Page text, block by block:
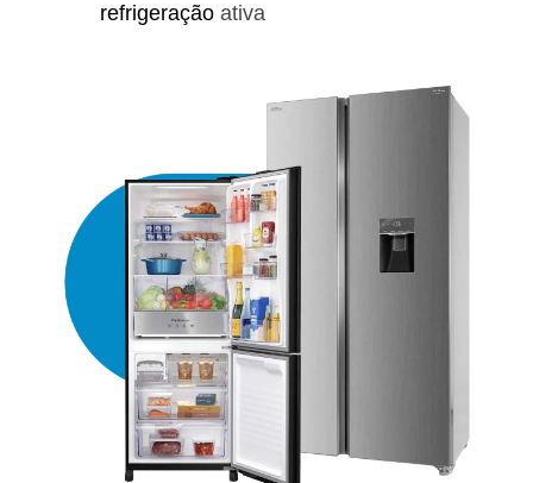
refrigeração ativa